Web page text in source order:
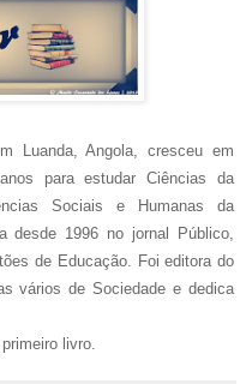
Luanda, Angola, cresceu em
para estudar Ciências da
Sociais e Humanas da
desde 1996 no jornal Público,
de Educação. Foi editora do
vários de Sociedade e dedica
livro.